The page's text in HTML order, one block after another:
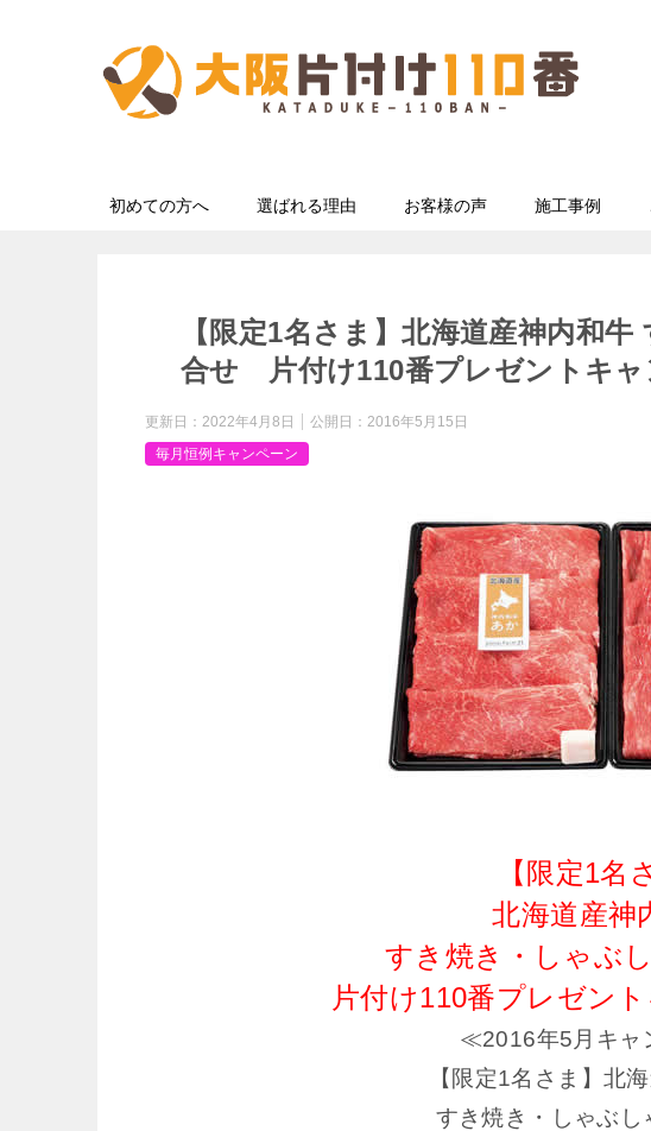
初めての方へ 選ばれる理由 お客様の声 施工事例
【限定1名さま】北海道産神内和
合せ 片付け110番プレゼントキャ
更新日： 2022年4月8日 公開日： 2016年5月15日
毎月恒例キャンペーン
【限定1名
北海道産神
すき焼き・しゃぶ
片付け110番プレゼン
≪2016年5月キャ
【限定1名さま】北
すき焼き・しゃぶし